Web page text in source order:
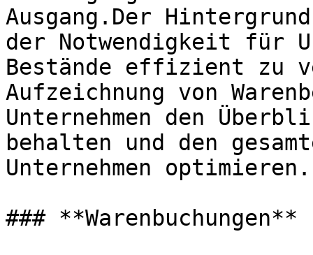
Ausgang.Der
der Notwendigkeit für
Bestände effizient zu
Aufzeichnung von
Unternehmen den
behalten und den
Unternehmen optimieren.
### **Warenbuchungen**